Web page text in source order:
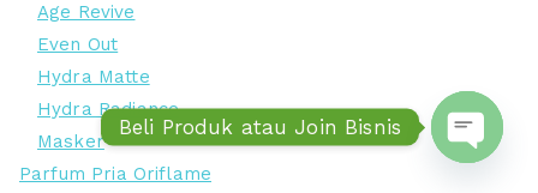
Age Revive
Even Out
Hydra Matte
Hydra Radiance
Masker
Parfum Pria Oriflame
Beli Produk atau Join Bisnis